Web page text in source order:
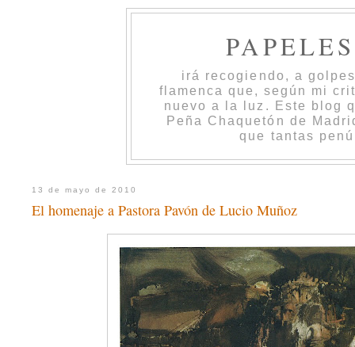
irá recogiendo, a
flamenca que, según mi
nuevo a la luz. Este blog
Peña Chaquetón de
que tantas
13 de mayo de 2010
El homenaje a Pastora Pavón de Lucio Muñoz